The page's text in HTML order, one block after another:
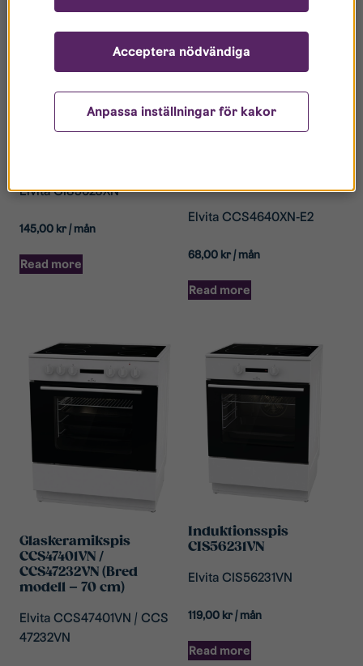
Elvita CIS5623XN
145,00 kr/ mån
Read more
CCS4640XN
Elvita CCS4640XN-E2
68,00 kr/ mån
Read more
Glaskeramikspis
CCS47401VN /
CCS47232VN (Bred
modell – 70 cm)
Elvita CCS47401VN / CCS
47232VN
Induktionsspis
CIS56231VN
Elvita CIS56231VN
119,00 kr/ mån
Read more
Anpassa inställningar för kakor
Acceptera nödvändiga